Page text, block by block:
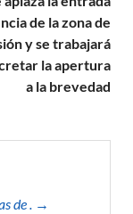
de la zona de
y se trabajará
la apertura
a la brevedad
de . →